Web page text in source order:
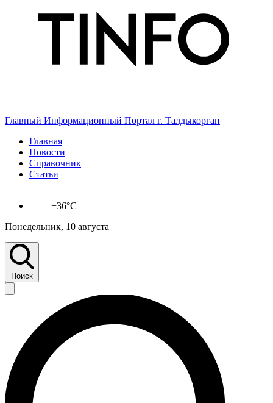
Главный Информационный Портал г. Талдыкорган
Главная
Новости
Справочник
Статьи
+36°C
Понедельник, 10 августа
Поиск